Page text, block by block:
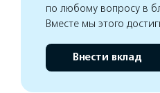
по любому вопросу в
Вместе мы этого
Внести вклад